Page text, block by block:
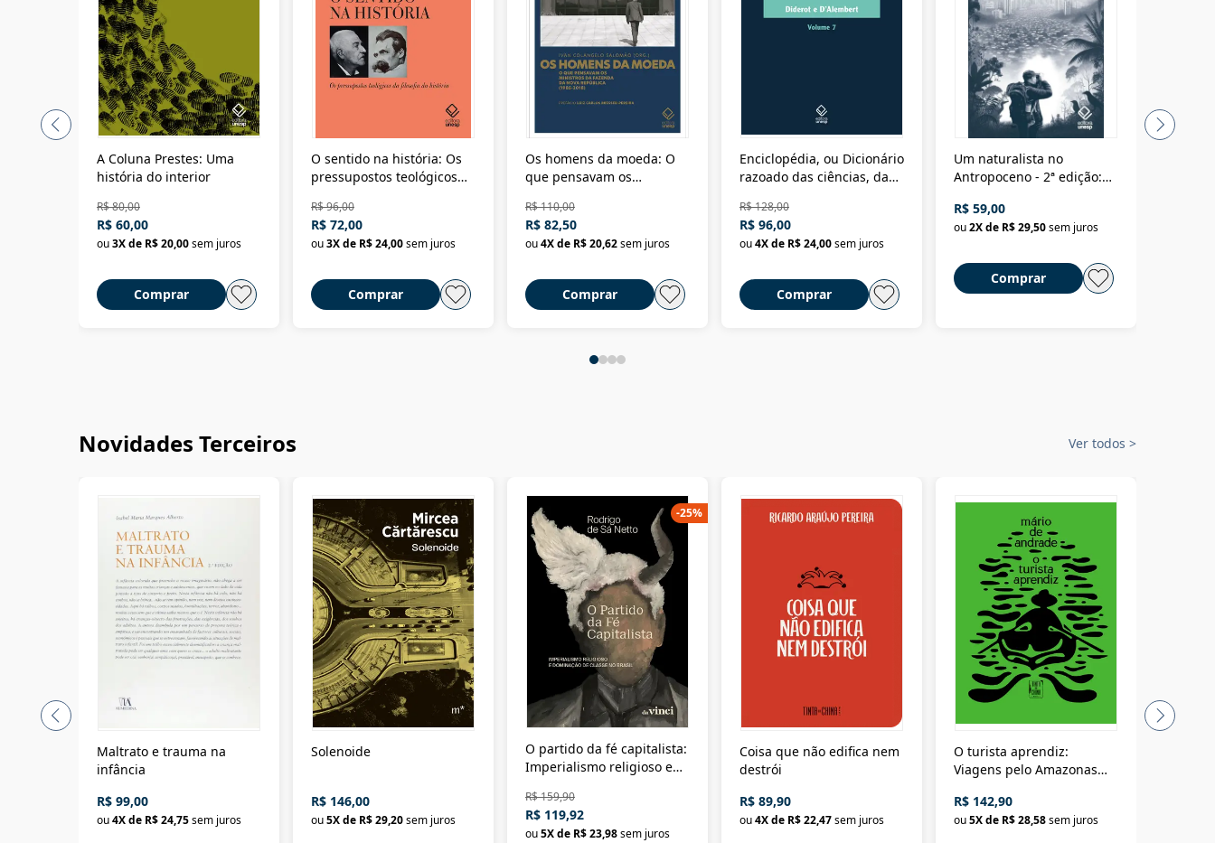
A Coluna Prestes: Uma
história do interior
R$ 80,00
R$ 60,00
ou3X de R$ 20,00sem juros
Comprar
O sentido na história: Os
pressupostos teológicos
R$ 96,00
R$ 72,00
ou3X de R$ 24,00sem juros
Comprar
Os homens da moeda: O
que pensavam os
Nova República (1985-
2018)
R$ 110,00
R$ 82,50
ou4X de R$ 20,62sem juros
Comprar
Enciclopédia, ou Dicionário
razoado das ciências, das
Civilização material
R$ 128,00
R$ 96,00
ou4X de R$ 24,00sem juros
Comprar
Um naturalista no
Antropoceno - 2ª edição:
selvagem
R$ 59,00
ou2X de R$ 29,50sem juros
Comprar
Novidades Terceiros Ver todos >
Maltrato e trauma na
infância
R$ 99,00
ou4X de R$ 24,75sem juros
Solenoide
R$ 146,00
ou5X de R$ 29,20sem juros
O partido da fé capitalista:
Imperialismo religioso e
Brasil
R$ 159,90
R$ 119,92
ou5X de R$ 23,98sem juros
-25%
Coisa que não edifica nem
destrói
R$ 89,90
ou4X de R$ 22,47sem juros
O turista aprendiz:
Viagens pelo Amazonas
até a Bolívia e por Marajó
até dizer chega
R$ 142,90
ou5X de R$ 28,58sem juros